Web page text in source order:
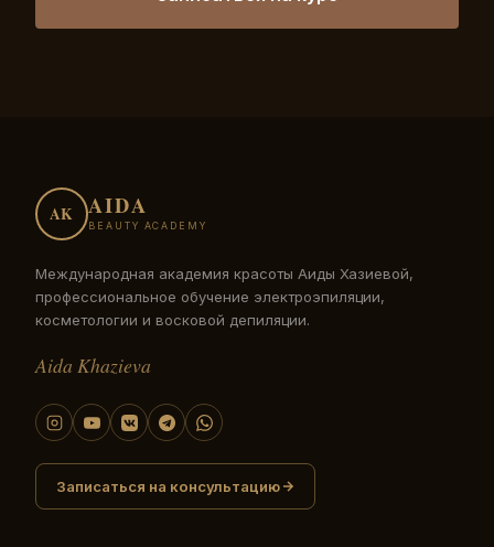
AK AIDA
BEAUTY ACADEMY
Международная академия красоты Аиды Хазиевой,
профессиональное обучение электроэпиляции,
косметологии и восковой депиляции.
Aida Khazieva
Записаться на консультацию